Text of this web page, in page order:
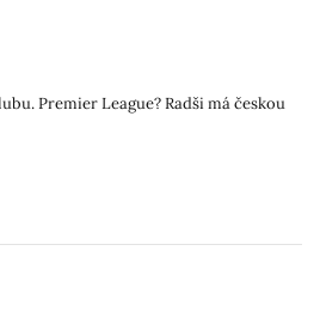
Premier League? Radši má českou